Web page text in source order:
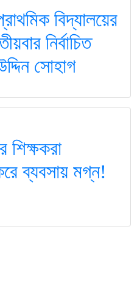
বিদ্যালয়ের
নির্বাচিত
সোহাগ
শিক্ষকরা
ব্যবসায় মগ্ন!